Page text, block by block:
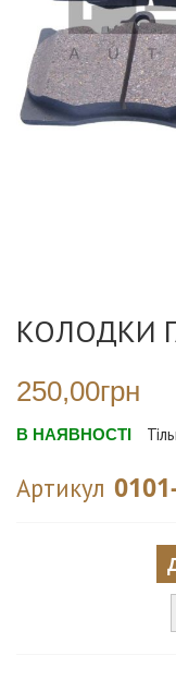
початку
зображень
КОЛОДКИ
250,00грн
В НАЯВНОСТІ
Артикул